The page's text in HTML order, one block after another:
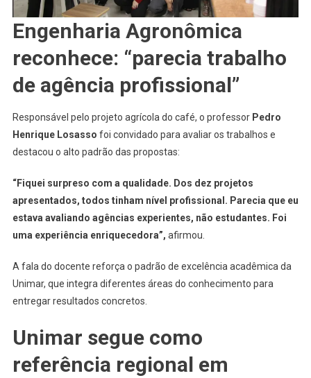
Engenharia Agronômica
reconhece: “parecia trabalho
de agência profissional”
Responsável pelo projeto agrícola do café, o professor Pedro
Henrique Losasso foi convidado para avaliar os trabalhos e
destacou o alto padrão das propostas:
“Fiquei surpreso com a qualidade. Dos dez projetos
apresentados, todos tinham nível profissional. Parecia que eu
estava avaliando agências experientes, não estudantes. Foi
uma experiência enriquecedora”, afirmou.
A fala do docente reforça o padrão de excelência acadêmica da
Unimar, que integra diferentes áreas do conhecimento para
entregar resultados concretos.
Unimar segue como
referência regional em